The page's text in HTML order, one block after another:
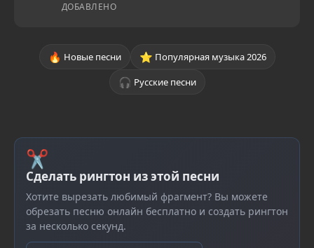
ДОБАВЛЕНО
🔥 Новые песни ⭐ Популярная музыка 2026
🎧 Русские песни
✂
Сделать рингтон из этой песни
Хотите вырезать любимый фрагмент? Вы можете
обрезать песню онлайн бесплатно и создать рингтон
за несколько секунд.